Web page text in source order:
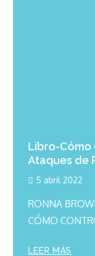
Libro-Cómo
Ataques de
5 abril 2022
RONNA
CÓMO
LEER MÁS